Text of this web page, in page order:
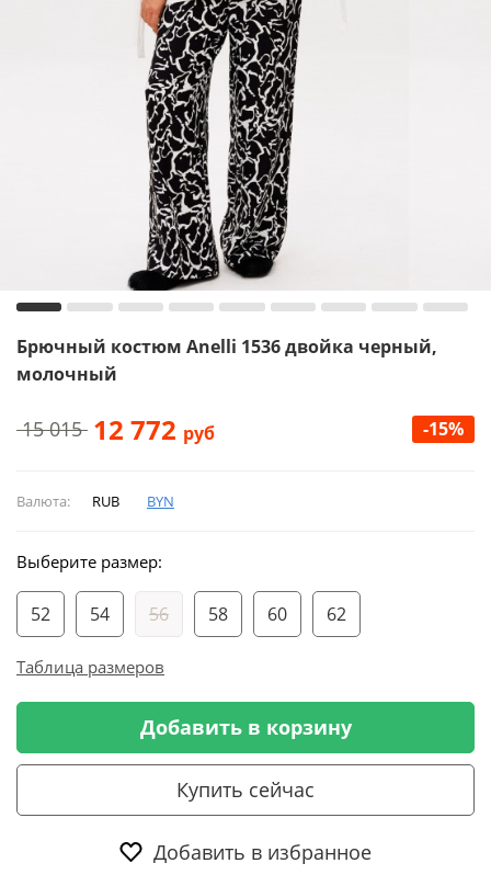
Брючный костюм Anelli 1536 двойка черный,
молочный
15 015 12 772 руб -15%
Валюта: RUB BYN
Выберите размер:
52 54 56 58 60 62
Таблица размеров
Добавить в корзину
Купить сейчас
Добавить в избранное